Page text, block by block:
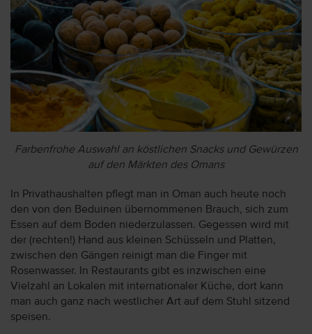
Farbenfrohe Auswahl an köstlichen Snacks und Gewürzen
auf den Märkten des Omans
In Privathaushalten pflegt man in Oman auch heute noch
den von den Beduinen übernommenen Brauch, sich zum
Essen auf dem Boden niederzulassen. Gegessen wird mit
der (rechten!) Hand aus kleinen Schüsseln und Platten,
zwischen den Gängen reinigt man die Finger mit
Rosenwasser. In Restaurants gibt es inzwischen eine
Vielzahl an Lokalen mit internationaler Küche, dort kann
man auch ganz nach westlicher Art auf dem Stuhl sitzend
speisen.